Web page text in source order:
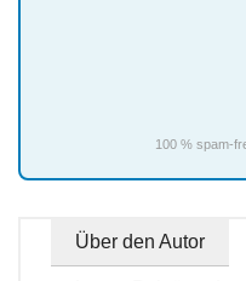
100 % spam-
Über den Autor